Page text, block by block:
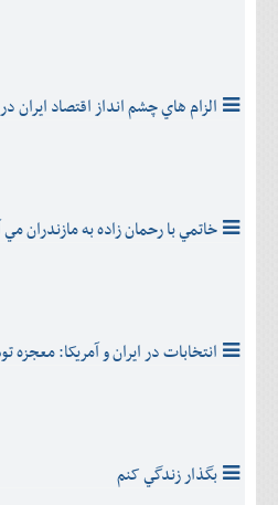
الزام هاي چشم انداز اقتصاد ايران در
خاتمي با رحمان زاده به مازندران مي
انتخابات در ایران و آمریکا: معجزه
بگذار زندگي کنم